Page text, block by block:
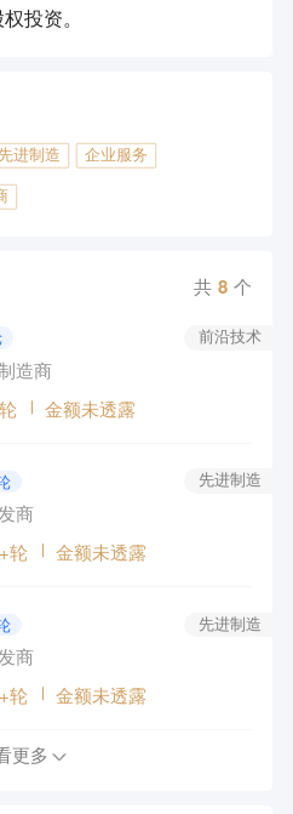
投资。
进制造 企业服务
共 8 个
造商
前沿技术
金额未透露
商
先进制造
轮 金额未透露
商
先进制造
轮 金额未透露
更多